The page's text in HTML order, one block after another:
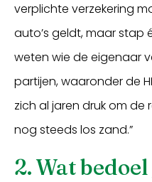
verplichte verzekering
auto’s geldt, maar stap
weten wie de eigenaar
partijen, waaronder de
zich al jaren druk om de
nog steeds los zand.”
2. Wat